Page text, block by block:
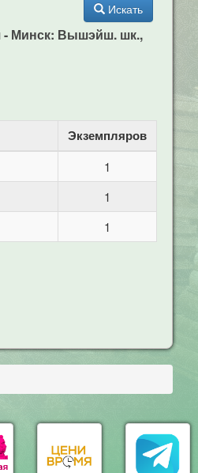
Искать
- Минск: Вышэйш. шк.,
Экземпляров
1
1
1